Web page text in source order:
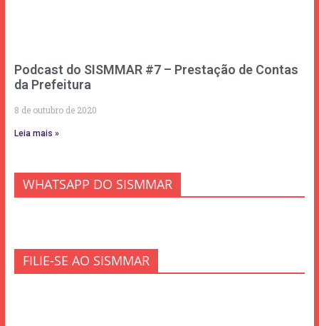
Podcast do SISMMAR #7 – Prestação de Contas
da Prefeitura
8 de outubro de 2020
Leia mais »
WHATSAPP DO SISMMAR
FILIE-SE AO SISMMAR